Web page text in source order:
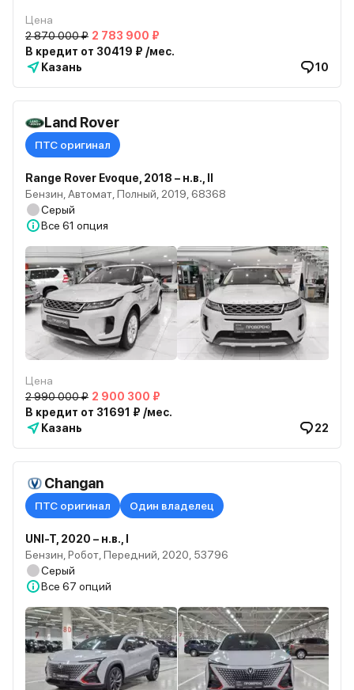
Цена
2 870 000 ₽ 2 783 900 ₽
В кредит от 30419 ₽ /мес.
Казань
10
Land Rover
ПТС оригинал
Range Rover Evoque, 2018 – н.в., II
Бензин, Автомат, Полный, 2019, 68368
Серый
Все 61 опция
Цена
2 990 000 ₽ 2 900 300 ₽
В кредит от 31691 ₽ /мес.
Казань
22
Changan
ПТС оригинал Один владелец
UNI-T, 2020 – н.в., I
Бензин, Робот, Передний, 2020, 53796
Серый
Все 67 опций